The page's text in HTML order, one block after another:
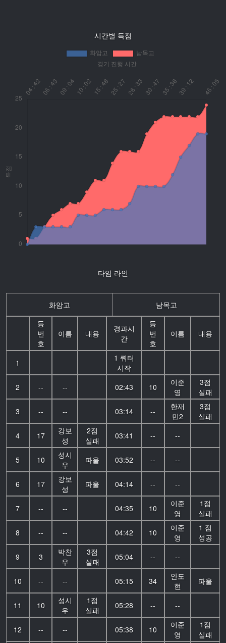
시간별 득점
타임 라인
화암고
남목고
등
번
호
이름 내용
경과시
간
등
번
호
이름 내용
1
1 쿼터
시작
2
-- -- 02:43 10
이준
영
3점
실패
3
-- -- 03:14 --
한재
민2
3점
실패
4
17
강보
성
2점
실패
03:41 -- --
5 10
성시
우
파울 03:52 -- --
6 17
강보
성
파울 04:14 -- --
7 -- -- 04:35 10
이준
영
1점
실패
8
-- -- 04:42 10
이준
영
1 점
성공
9
3
박찬
우
3점
실패
05:04 -- --
10 -- -- 05:15 34
안도
현
파울
11 10
성시
우
1점
실패
05:28 -- --
12 -- -- 05:38 10
이준
영
1점
실패